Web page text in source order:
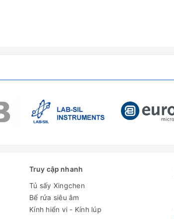
Truy cập nhanh
Tủ sấy Xingchen
Bể rửa siêu âm
Kính hiển vi - Kính lúp